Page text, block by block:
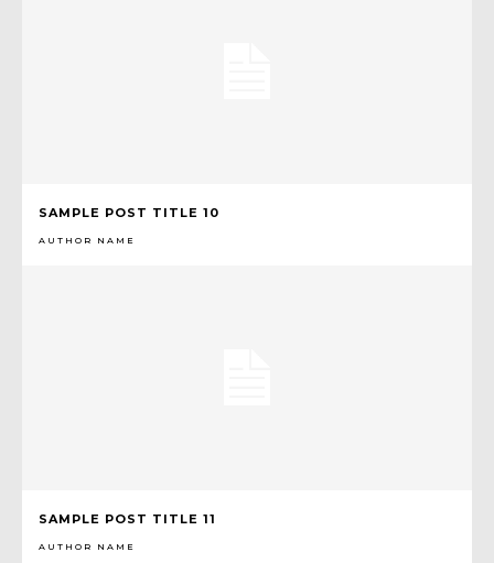
SAMPLE POST TITLE 10
AUTHOR NAME
SAMPLE POST TITLE 11
AUTHOR NAME